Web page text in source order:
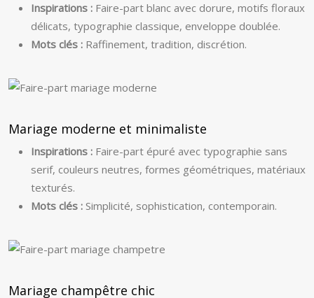
Inspirations : Faire-part blanc avec dorure, motifs floraux
délicats, typographie classique, enveloppe doublée.
Mots clés : Raffinement, tradition, discrétion.
Mariage moderne et minimaliste
Inspirations : Faire-part épuré avec typographie sans
serif, couleurs neutres, formes géométriques, matériaux
texturés.
Mots clés : Simplicité, sophistication, contemporain.
Mariage champêtre chic